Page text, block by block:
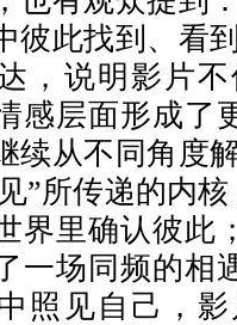
彼此找到、看
， 说明影片
感层面形成了
续从不同角度
”所传递的内
界里确认彼此
一场同频的相
照见自己，